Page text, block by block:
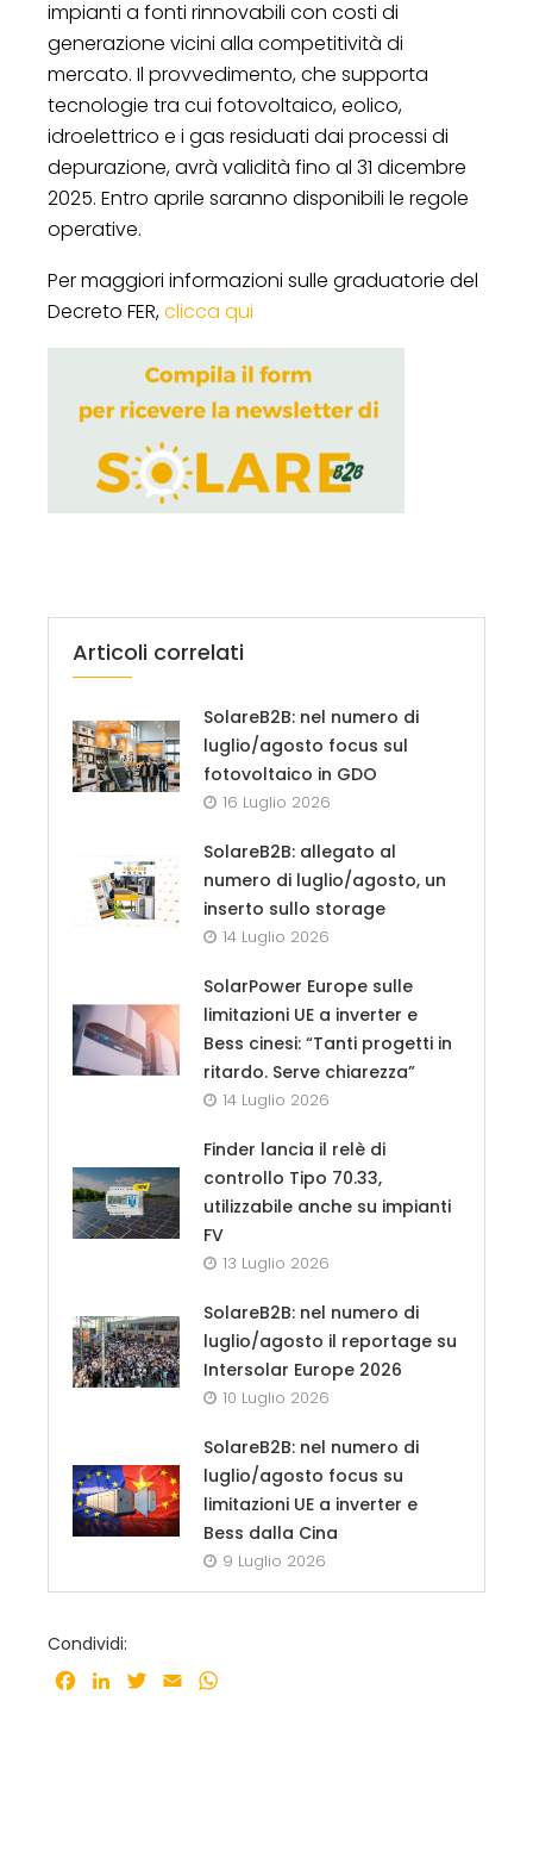
impianti a fonti rinnovabili con costi di
generazione vicini alla competitività di
mercato. Il provvedimento, che supporta
tecnologie tra cui fotovoltaico, eolico,
idroelettrico e i gas residuati dai processi di
depurazione, avrà validità fino al 31 dicembre
2025. Entro aprile saranno disponibili le regole
operative.
Per maggiori informazioni sulle graduatorie del
Decreto FER,clicca qui
Articoli correlati
SolareB2B: nel numero di
luglio/agosto focus sul
fotovoltaico in GDO
16 Luglio 2026
SolareB2B: allegato al
numero di luglio/agosto, un
inserto sullo storage
14 Luglio 2026
SolarPower Europe sulle
limitazioni UE a inverter e
Bess cinesi: “Tanti progetti in
ritardo. Serve chiarezza”
14 Luglio 2026
Finder lancia il relè di
controllo Tipo 70.33,
utilizzabile anche su impianti
FV
13 Luglio 2026
SolareB2B: nel numero di
luglio/agosto il reportage su
Intersolar Europe 2026
10 Luglio 2026
SolareB2B: nel numero di
luglio/agosto focus su
limitazioni UE a inverter e
Bess dalla Cina
9 Luglio 2026
Condividi:
Facebook
LinkedInTwitter
Email